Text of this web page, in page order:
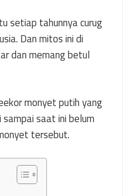
setiap tahunnya curug
Dan mitos ini di
dan memang betul
monyet putih yang
saat ini belum
tersebut.